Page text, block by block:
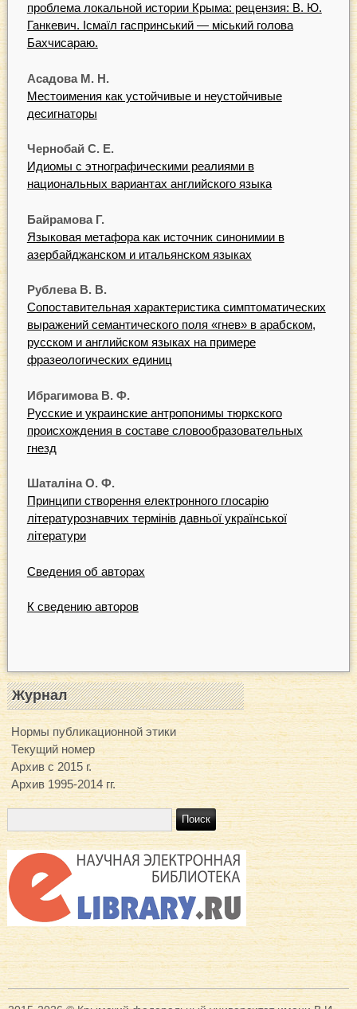
проблема локальной истории Крыма: рецензия: В. Ю.
Ганкевич. Iсмаїл гаспринський — міський голова
Бахчисараю.
Асадова М. Н.
Местоимения как устойчивые и неустойчивые
десигнаторы
Чернобай С. Е.
Идиомы с этнографическими реалиями в
национальных вариантах английского языка
Байрамова Г.
Языковая метафора как источник синонимии в
азербайджанском и итальянском языках
Рублева В. В.
Сопоставительная характеристика симптоматических
выражений семантического поля «гнев» в арабском,
русском и английском языках на примере
фразеологических единиц
Ибрагимова В. Ф.
Русские и украинские антропонимы тюркского
происхождения в составе словообразовательных
гнезд
Шаталіна О. Ф.
Принципи створення електронного глосарію
літературознавчих термінів давньої української
літератури
Сведения об авторах
К сведению авторов
Журнал
Нормы публикационной этики
Текущий номер
Архив с 2015 г.
Архив 1995-2014 гг.